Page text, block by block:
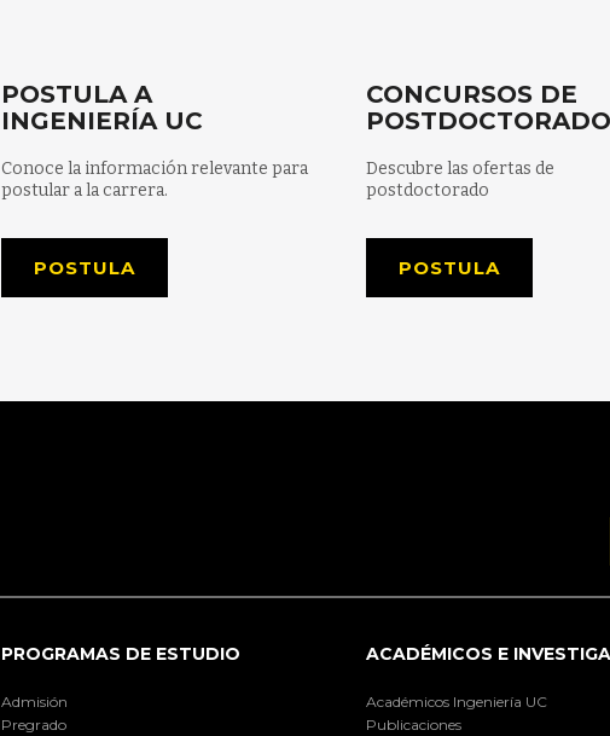
POSTULA A
INGENIERÍA UC
Conoce la información relevante para
postular a la carrera.
POSTULA
CONCURSOS DE
POSTDOCTORADO
Descubre las ofertas de
postdoctorado
POSTULA
PROGRAMAS DE ESTUDIO
Admisión
Pregrado
ACADÉMICOS E
Académicos Ingeniería UC
Publicaciones